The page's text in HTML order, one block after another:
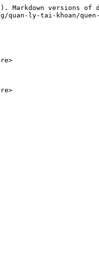
versions of
ly-tai-khoan/quen-